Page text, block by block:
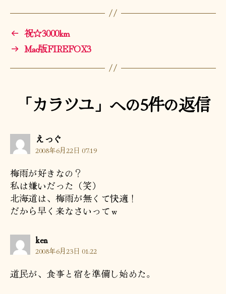
← 祝☆3000km
→ Mac版FIREFOX3
「カラツユ」への5件の返信
えっぐ
発
言:
2008年6月22日 07:19
梅雨が好きなの？
私は嫌いだった（笑）
北海道は、梅雨が無くて快適！
だから早く来なさいってｗ
kenの
発
言:
2008年6月23日 01:22
道民が、食事と宿を準備し始めた。